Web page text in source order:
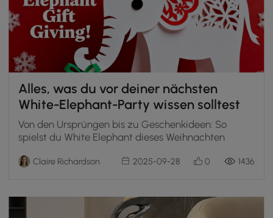
Alles, was du vor deiner nächsten
White-Elephant-Party wissen solltest
Von den Ursprüngen bis zu Geschenkideen: So
spielst du White Elephant dieses Weihnachten
Claire Richardson 2025-09-28 0 1436